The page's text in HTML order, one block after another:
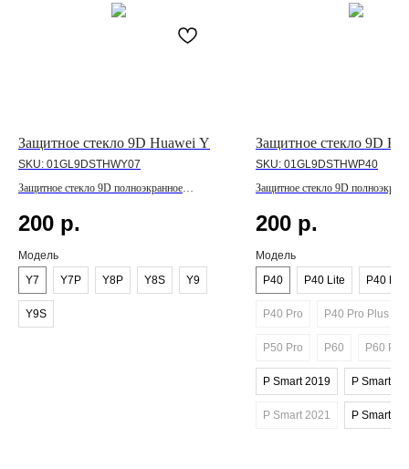
Защитное стекло 9D Huawei Y
SKU: 01GL9DSTHWY07
Защитное стекло 9D полноэкранное
200 р.
Модель
Y7
Y7P Y8P Y8S Y9
Y9S
Защитное стекло 9D
SKU: 01GL9DSTHWP40
Защитное стекло 9D
200 р.
Модель
P40
P40 Lite P40
P40 Pro P40 Pro Plus
P50 Pro P60 P60 Pro
P Smart 2019 P Smart
P Smart 2021 P Smart Z